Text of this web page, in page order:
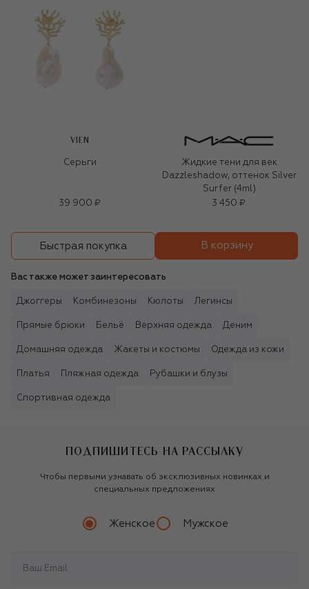
VIEN
Серьги
39 900 ₽
Жидкие тени для век
Dazzleshadow, оттенок Silver
Surfer (4ml)
3 450 ₽
Быстрая покупка В корзину
Вас также может заинтересовать
Джоггеры Комбинезоны Кюлоты Легинсы
Прямые брюки Бельё Верхняя одежда Деним
Домашняя одежда Жакеты и костюмы Одежда из кожи
Платья Пляжная одежда Рубашки и блузы
Спортивная одежда
ПОДПИШИТЕСЬ НА РАССЫЛКУ
Чтобы первыми узнавать об эксклюзивных новинках и
специальных предложениях
Женское Мужское